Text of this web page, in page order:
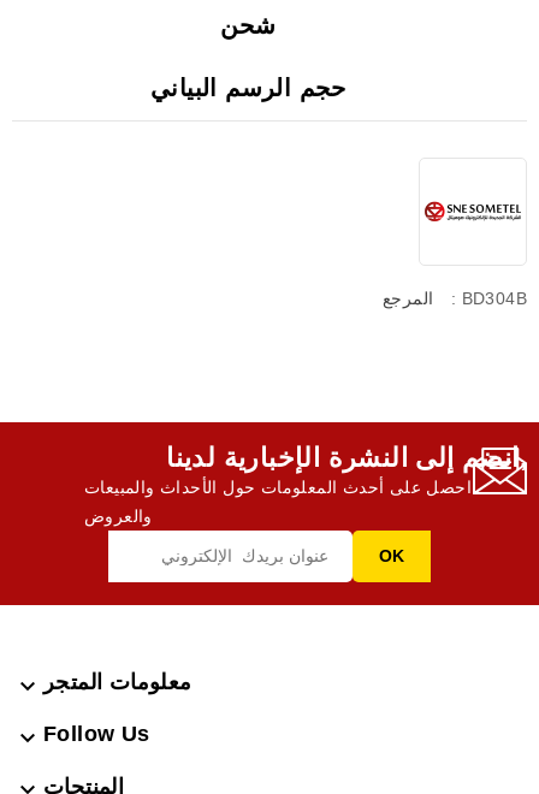
شحن
حجم الرسم البياني
المرجع : BD304B
انضم إلى النشرة الإخبارية لدينا,
احصل على أحدث المعلومات حول الأحداث والمبيعات
والعروض
معلومات المتجر 
Follow Us

المنتجات